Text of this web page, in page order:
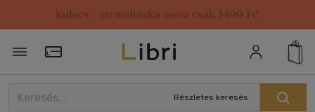
Kulacs / strandtáska most csak 1499 Ft!
Törzsvásárlói Kártya adatai
Részletes keresés